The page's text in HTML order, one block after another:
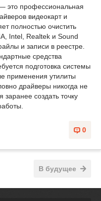
это профессиональная
видеокарт и
полностью очистить
Intel, Realtek и Sound
и записи в реестре.
средства
подготовка системы
применения утилиты
драйверы никогда не
создать точку
0
В будущее